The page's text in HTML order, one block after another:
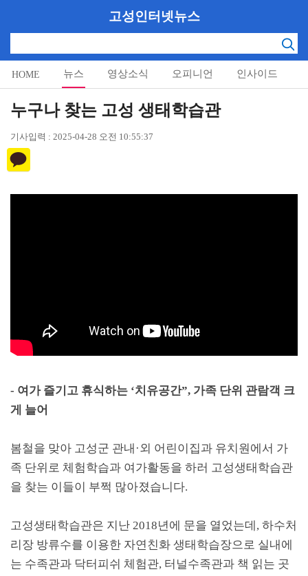
고성인터넷뉴스
HOME 뉴스 영상소식 오피니언 인사이드
알림마당
누구나 찾는 고성 생태학습관
기사입력 : 2025-04-28 오전 10:55:37
- 여가 즐기고 휴식하는 ‘치유공간”, 가족 단위 관람객 크
게 늘어
봄철을 맞아 고성군 관내 ·외 어린이집과 유치원에서 가
족 단위로 체험학습과 여가활동을 하러 고성생태학습관
을 찾는 이들이 부쩍 많아졌습니다.
고성생태학습관은 지난 2018년에 문을 열었는데 , 하수처
리장 방류수를 이용한 자연친화 생태학습장으로 실내에
는 수족관과 닥터피쉬 체험관, 터널수족관과 책 읽는 곳